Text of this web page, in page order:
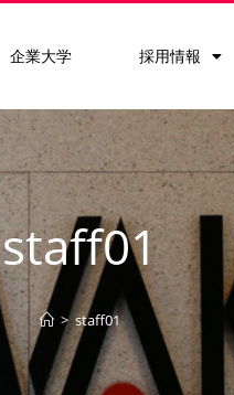
企業大学 採用情報
staff01
> staff01